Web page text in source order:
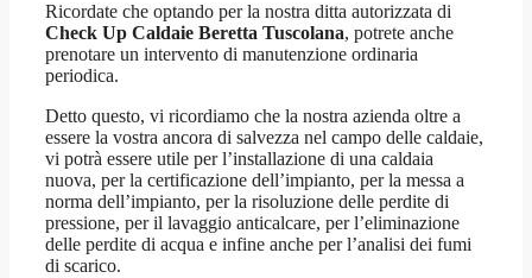
Ricordate che optando per la nostra ditta autorizzata di
Check Up Caldaie Beretta Tuscolana, potrete anche
prenotare un intervento di manutenzione ordinaria
periodica.
Detto questo, vi ricordiamo che la nostra azienda oltre a
essere la vostra ancora di salvezza nel campo delle caldaie,
vi potrà essere utile per l’installazione di una caldaia
nuova, per la certificazione dell’impianto, per la messa a
norma dell’impianto, per la risoluzione delle perdite di
pressione, per il lavaggio anticalcare, per l’eliminazione
delle perdite di acqua e infine anche per l’analisi dei fumi
di scarico.